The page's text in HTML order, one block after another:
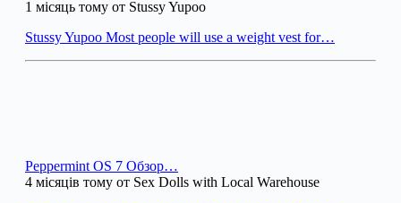
1 місяць тому от Stussy Yupoo
Stussy Yupoo Most people will use a weight vest for…
Peppermint OS 7 Обзор…
4 місяців тому от Sex Dolls with Local Warehouse